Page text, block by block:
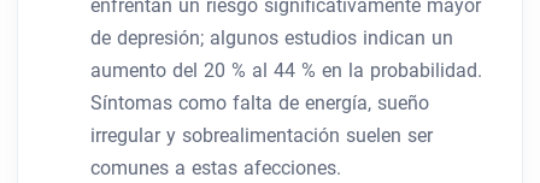
enfrentan un riesgo significativamente mayor
de depresión; algunos estudios indican un
aumento del 20 % al 44 % en la probabilidad.
Síntomas como falta de energía, sueño
irregular y sobrealimentación suelen ser
comunes a estas afecciones.